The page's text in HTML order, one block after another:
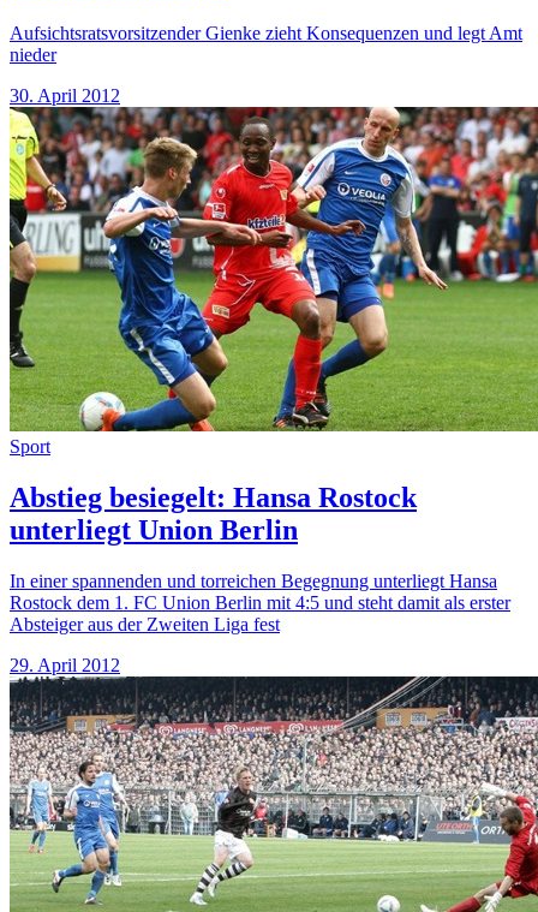
Aufsichtsratsvorsitzender Gienke zieht Konsequenzen und legt Amt
nieder
30. April 2012
Sport
Abstieg besiegelt: Hansa Rostock
unterliegt Union Berlin
In einer spannenden und torreichen Begegnung unterliegt Hansa
Rostock dem 1. FC Union Berlin mit 4:5 und steht damit als erster
Absteiger aus der Zweiten Liga fest
29. April 2012